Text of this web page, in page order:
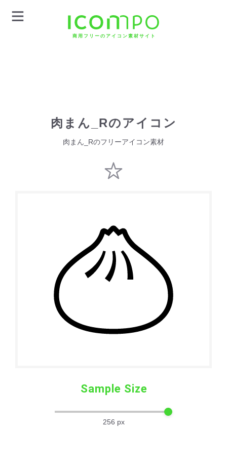
商用フリーのアイコン素材サイト
肉まん_Rのアイコン
肉まん_Rのフリーアイコン素材
Sample Size
256 px